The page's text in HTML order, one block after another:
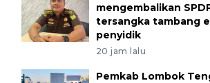
mengembalikan
tersangka tambang
penyidik
20 jam lalu
Pemkab Lombok